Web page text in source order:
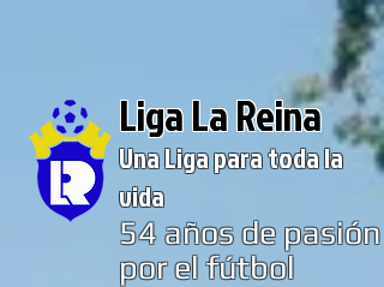
Liga La Reina
Una Liga para toda la
vida
54años de pasión
por el fútbol